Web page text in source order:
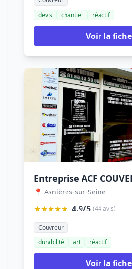
devis
chantier réactif
Voir la fiche
📍 Asnières-sur-Seine
★★★★★ 4.9/5 (44 avis)
Couvreur
durabilité
art réactif
Voir la fiche